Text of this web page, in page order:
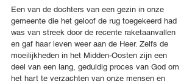
Een van de dochters van een gezin in onze
gemeente die het geloof de rug toegekeerd had
was van streek door de recente raketaanvallen
en gaf haar leven weer aan de Heer. Zelfs de
moeilijkheden in het Midden-Oosten zijn een
deel van een lang, geduldig proces van God om
het hart te verzachten van onze mensen en